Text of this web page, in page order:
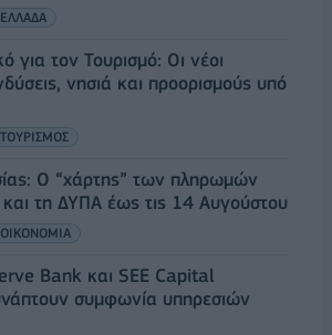
ΕΛΛΑΔΑ
για τον Τουρισμό: Οι νέοι
νησιά και προορισμούς υπό
ΤΟΥΡΙΣΜΟΣ
Ο “χάρτης” των πληρωμών
τη ΔΥΠΑ έως τις 14 Αυγούστου
ΟΙΚΟΝΟΜΙΑ
Bank και SEE Capital
συμφωνία υπηρεσιών